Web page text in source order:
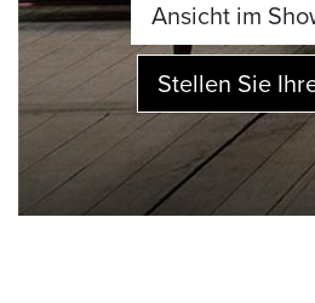
Ansicht im
Stellen Sie